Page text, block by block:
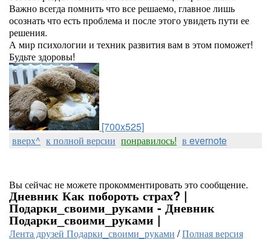
Важно всегда помнить что все решаемо, главное лишь
осознать что есть проблема и после этого увидеть пути ее
решения.
А мир психологии и техник развития вам в этом поможет!
Будьте здоровы!
[700x525]
вверх^ к полной версии понравилось! в evernote
Вы сейчас не можете прокомментировать это сообщение.
Дневник Как побороть страх? |
Подарки_своими_руками - Дневник
Подарки_своими_руками |
Лента друзей Подарки_своими_руками /Полная версия